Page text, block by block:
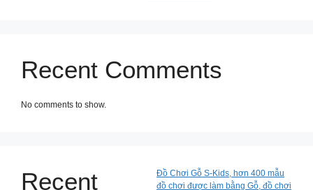
Recent Comments
No comments to show.
Recent
Đồ Chơi Gỗ S-Kids, hơn 400 mẫu
đồ chơi được làm bằng Gỗ, đồ chơi